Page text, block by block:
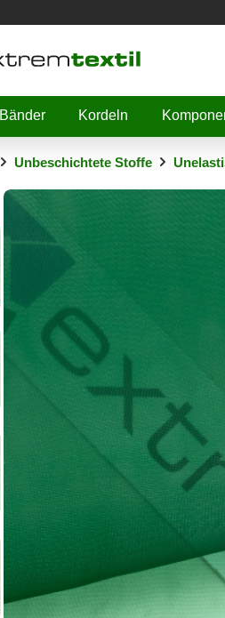
Bänder Kordeln
Unbeschichtete Stoffe